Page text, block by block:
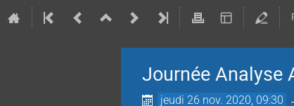
Journée Analyse
jeudi 26 nov. 2020, 09:30